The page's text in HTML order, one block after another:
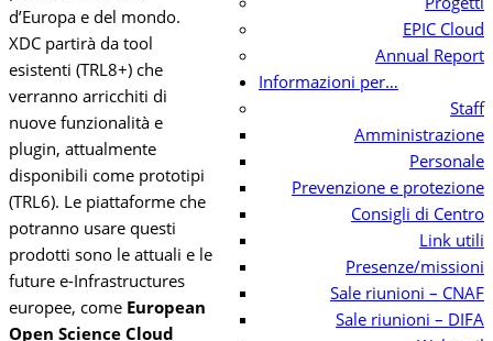
EPIC Cloud
Annual Report
Informazioni per…
Staff
Amministrazione
Personale
Prevenzione e protezione
Consigli di Centro
Link utili
Presenze/missioni
Sale riunioni – CNAF
Sale riunioni – DIFA
d’Europa e del mondo.
XDC partirà da tool
esistenti (TRL8+) che
verranno arricchiti di
nuove funzionalità e
plugin, attualmente
disponibili come prototipi
(TRL6). Le piattaforme che
potranno usare questi
prodotti sono le attuali e le
future e-Infrastructures
europee, come European
Open Science Cloud